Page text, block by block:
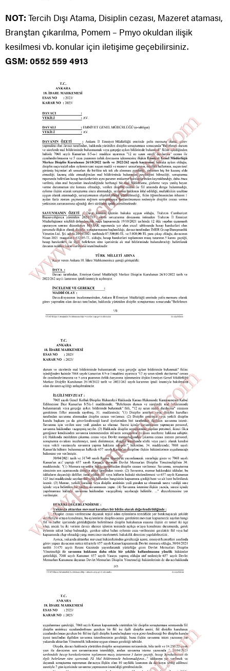
NOT: Tercih Dışı Atama, Disiplin cezası, Mazeret ataması,
Branştan çıkarılma, Pomem – Pmyo okuldan ilişik
kesilmesi vb. konular için iletişime geçebilirsiniz.
GSM: 0552 559 4913